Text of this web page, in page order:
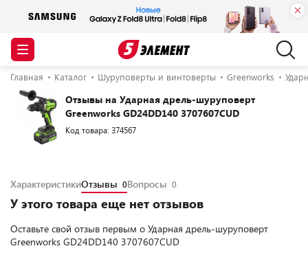
Главная Каталог Шуруповерты и винтоверты Greenworks
Отзывы на Ударная дрель-шуруповерт
Greenworks GD24DD140 3707607CUD
Код товара: 374567
ХарактеристикиОтзывы 0Вопросы 0
У этого товара еще нет отзывов
Оставьте свой отзыв первым о Ударная дрель-шуруповерт
Greenworks GD24DD140 3707607CUD